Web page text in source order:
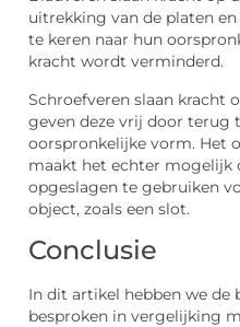
uitrekking van de platen
te keren naar hun
kracht wordt verminderd.
Schroefveren slaan kracht
geven deze vrij door terug
oorspronkelijke vorm. Het
maakt het echter mogelijk
opgeslagen te gebruiken
object, zoals een slot.
Conclusie
In dit artikel hebben we de
besproken in vergelijking